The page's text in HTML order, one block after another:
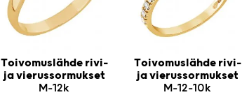
Toivomuslähde rivi-
ja vierussormukset
M-12k
Toivomuslähde rivi-
ja vierussormukset
M-12-10k